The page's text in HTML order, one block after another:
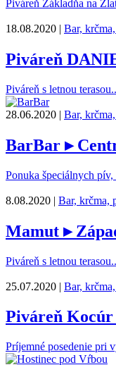
Piváreň Základňa na
18.08.2020 | Bar,
Piváreň
Piváreň s letnou
28.06.2020 | Bar,
BarBar ▸
Ponuka špeciálnych
8.08.2020 | Bar, krčma,
Mamut ▸
Piváreň s letnou
25.07.2020 | Bar,
Piváreň Kocúr
Príjemné posedenie pri